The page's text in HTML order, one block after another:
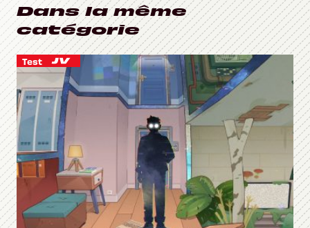
Dans la même
catégorie
Test